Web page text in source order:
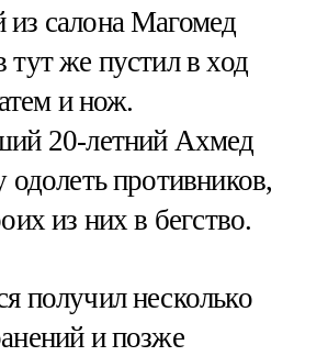
салона Магомед
же пустил в ход
и нож.
20-летний Ахмед
одолеть противников,
из них в бегство.
получил несколько
и позже